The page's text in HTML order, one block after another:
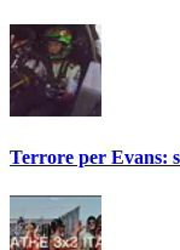
Terrore per Evans: